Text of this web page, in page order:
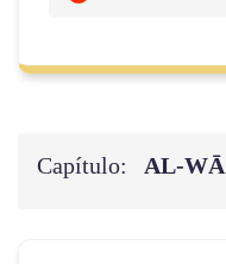
Capítulo: